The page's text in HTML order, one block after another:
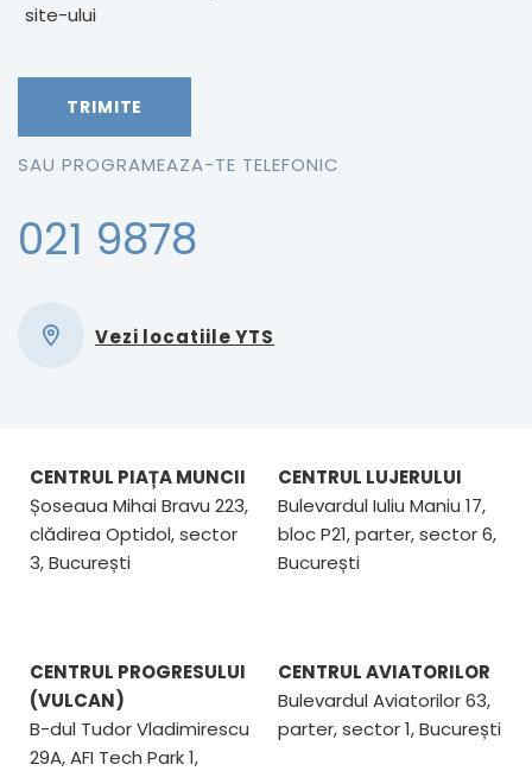
site-ului
SAU PROGRAMEAZA-TE TELEFONIC
021 9878
Vezi locatiile YTS
CENTRUL PIAȚA MUNCII
Șoseaua Mihai Bravu 223,
clădirea Optidol, sector
3, București
CENTRUL LUJERULUI
Bulevardul Iuliu Maniu 17,
bloc P21, parter, sector 6,
București
CENTRUL PROGRESULUI
(VULCAN)
B-dul Tudor Vladimirescu
29A, AFI Tech Park 1,
CENTRUL AVIATORILOR
Bulevardul Aviatorilor 63,
parter, sector 1, București